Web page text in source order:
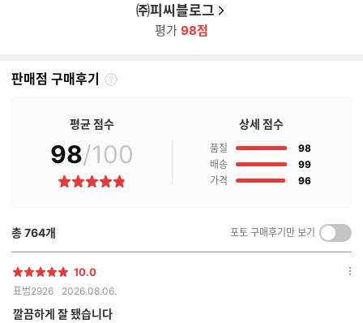
㈜피씨블로그
평가 98점
판매점 구매후기
판
매
후
기
평균 점수
98/100
별
상세 점수
품질 98점
배송
99점
가격
96점
총764개 포토 구매후기만 보기
켜
기/
별
점
10.0
표범2926 2026.08.06.
깔끔하게 잘 됐습니다
옵